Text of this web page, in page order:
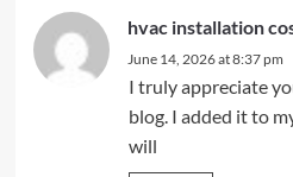
hvac installation
June 14, 2026 at 8:37 pm
I truly appreciate
blog. I added it to
will